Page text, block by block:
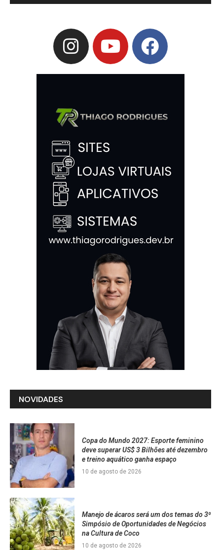
NOVIDADES
Copa do Mundo 2027: Esporte feminino
deve superar US$ 3 Bilhões até dezembro
e treino aquático ganha espaço
10 de agosto de 2026
Manejo de ácaros será um dos temas do 3⁰
Simpósio de Oportunidades de Negócios
na Cultura de Coco
10 de agosto de 2026